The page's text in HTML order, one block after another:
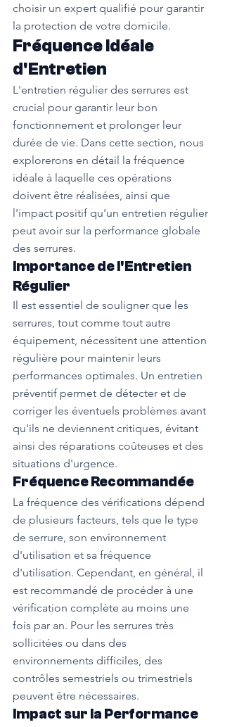
choisir un expert qualifié pour garantir
la protection de votre domicile.
Fréquence Idéale
d'Entretien
L'entretien régulier des serrures est
crucial pour garantir leur bon
fonctionnement et prolonger leur
durée de vie. Dans cette section, nous
explorerons en détail la fréquence
idéale à laquelle ces opérations
doivent être réalisées, ainsi que
l'impact positif qu'un entretien régulier
peut avoir sur la performance globale
des serrures.
Importance de l'Entretien
Régulier
Il est essentiel de souligner que les
serrures, tout comme tout autre
équipement, nécessitent une attention
régulière pour maintenir leurs
performances optimales. Un entretien
préventif permet de détecter et de
corriger les éventuels problèmes avant
qu'ils ne deviennent critiques, évitant
ainsi des réparations coûteuses et des
situations d'urgence.
Fréquence Recommandée
La fréquence des vérifications dépend
de plusieurs facteurs, tels que le type
de serrure, son environnement
d'utilisation et sa fréquence
d'utilisation. Cependant, en général, il
est recommandé de procéder à une
vérification complète au moins une
fois par an. Pour les serrures très
sollicitées ou dans des
environnements difficiles, des
contrôles semestriels ou trimestriels
peuvent être nécessaires.
Impact sur la Performance